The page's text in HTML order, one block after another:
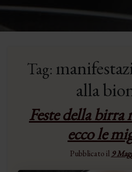
Tag:
alla
Feste della
ecco le
Pubblicato il9